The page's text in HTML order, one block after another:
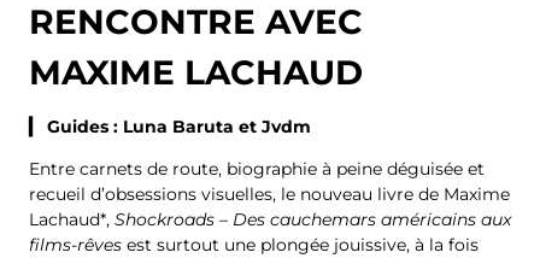
RENCONTRE AVEC
MAXIME LACHAUD
▎ Guides : Luna Baruta et Jvdm
Entre carnets de route, biographie à peine déguisée et
recueil d’obsessions visuelles, le nouveau livre de Maxime
Lachaud*, Shockroads – Des cauchemars américains aux
films-rêves est surtout une plongée jouissive, à la fois